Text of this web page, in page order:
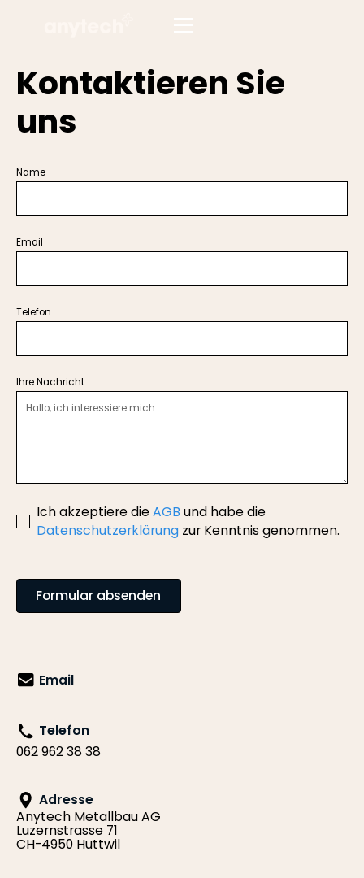
Kontaktieren Sie
uns
Name
Email
Telefon
Ihre Nachricht
Ich akzeptiere dieAGB und habe die
Datenschutzerklärung zur Kenntnis genommen.
Email
Telefon
062 962 38 38
Adresse
Anytech Metallbau AG
Luzernstrasse 71
CH-4950 Huttwil